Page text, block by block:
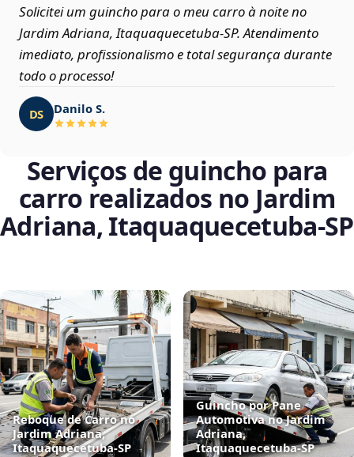
Solicitei um guincho para o meu carro à noite no
Jardim Adriana, Itaquaquecetuba‑SP. Atendimento
imediato, profissionalismo e total segurança durante
todo o processo!
DS Danilo S.
Serviços de guincho para
carro realizados no Jardim
Adriana, Itaquaquecetuba‑SP
Reboque de Carro no
Jardim Adriana,
Itaquaquecetuba‑SP
Guincho por Pane
Automotiva no Jardim
Adriana,
Itaquaquecetuba‑SP